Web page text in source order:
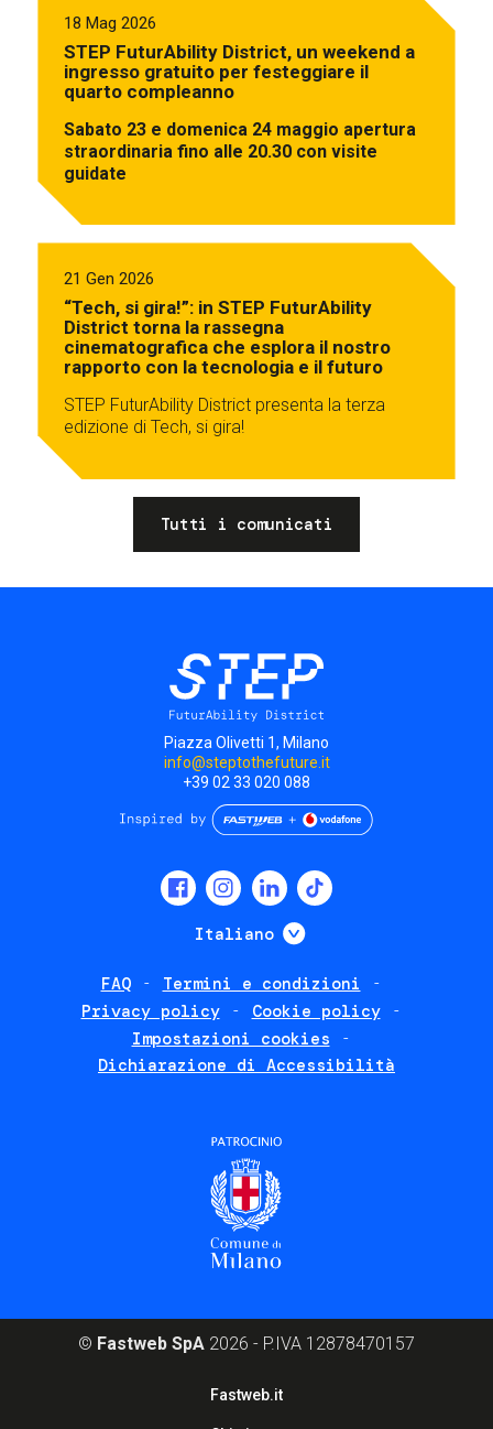
18 Mag 2026
STEP FuturAbility District, un weekend a
ingresso gratuito per festeggiare il
quarto compleanno
Sabato 23 e domenica 24 maggio apertura
straordinaria fino alle 20.30 con visite
guidate
21 Gen 2026
“Tech, si gira!”: in STEP FuturAbility
District torna la rassegna
cinematografica che esplora il nostro
rapporto con la tecnologia e il futuro
STEP FuturAbility District presenta la terza
edizione di Tech, si gira!
Tutti i comunicati
Piazza Olivetti 1, Milano
info@steptothefuture.it
+39 02 33 020 088
Italiano Mostra ulteriori
FAQ
Termini e condizioni
Privacy policy
Cookie policy
Impostazioni cookies
Dichiarazione di Accessibilità
© Fastweb SpA 2026 - P.IVA 12878470157
Fastweb.it